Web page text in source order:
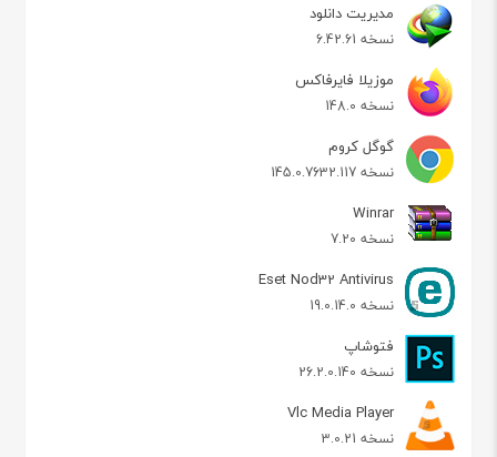
مدیریت دانلود
نسخه 6.42.61
موزیلا فایرفاکس
نسخه 148.0
گوگل کروم
نسخه 145.0.7632.117
Winrar
نسخه 7.20
Eset Nod32 Antivirus
نسخه 19.0.14.0
فتوشاپ
نسخه 26.2.0.140
Vlc Media Player
نسخه 3.0.21